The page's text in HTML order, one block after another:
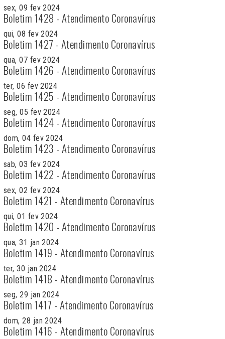
sex, 09 fev 2024
Boletim 1428 - Atendimento Coronavírus
qui, 08 fev 2024
Boletim 1427 - Atendimento Coronavírus
qua, 07 fev 2024
Boletim 1426 - Atendimento Coronavírus
ter, 06 fev 2024
Boletim 1425 - Atendimento Coronavírus
seg, 05 fev 2024
Boletim 1424 - Atendimento Coronavírus
dom, 04 fev 2024
Boletim 1423 - Atendimento Coronavírus
sab, 03 fev 2024
Boletim 1422 - Atendimento Coronavírus
sex, 02 fev 2024
Boletim 1421 - Atendimento Coronavírus
qui, 01 fev 2024
Boletim 1420 - Atendimento Coronavírus
qua, 31 jan 2024
Boletim 1419 - Atendimento Coronavírus
ter, 30 jan 2024
Boletim 1418 - Atendimento Coronavírus
seg, 29 jan 2024
Boletim 1417 - Atendimento Coronavírus
dom, 28 jan 2024
Boletim 1416 - Atendimento Coronavírus